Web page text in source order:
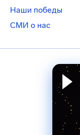
Наши победы
СМИ о нас